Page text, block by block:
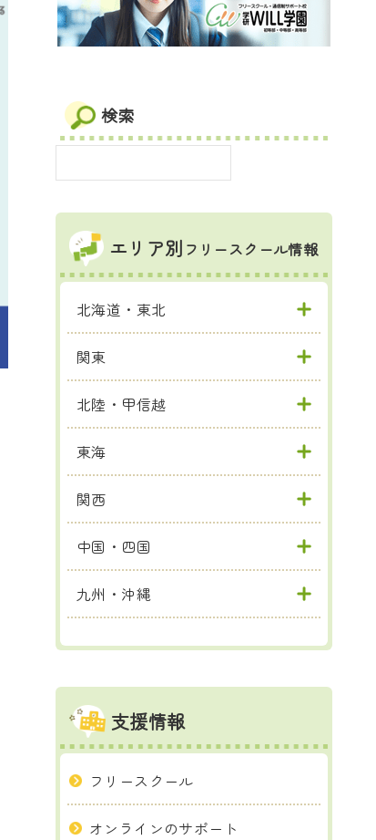
検索
エリア別 フリースクール情報
北海道・東北
関東
北陸・甲信越
東海
関西
中国・四国
九州・沖縄
支援情報
フリースクール
オンラインのサポート